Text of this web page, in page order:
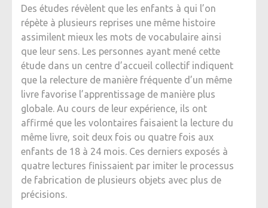
Des études révèlent que les enfants à qui l’on
répète à plusieurs reprises une même histoire
assimilent mieux les mots de vocabulaire ainsi
que leur sens. Les personnes ayant mené cette
étude dans un centre d’accueil collectif indiquent
que la relecture de manière fréquente d’un même
livre favorise l’apprentissage de manière plus
globale. Au cours de leur expérience, ils ont
affirmé que les volontaires faisaient la lecture du
même livre, soit deux fois ou quatre fois aux
enfants de 18 à 24 mois. Ces derniers exposés à
quatre lectures finissaient par imiter le processus
de fabrication de plusieurs objets avec plus de
précisions.